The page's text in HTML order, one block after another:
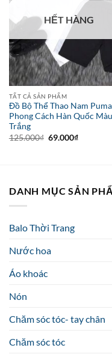
HẾT HÀNG
TẤT CẢ SẢN PHẨM
Đồ Bộ Thể Thao Nam Puma
Phong Cách Hàn Quốc Màu
Trắng
125.000₫ Giá
69.000₫Giá
DANH MỤC SẢN
Balo Thời Trang
Nước hoa
Áo khoác
Nón
Chăm sóc tóc- tay chân
Chăm sóc tóc